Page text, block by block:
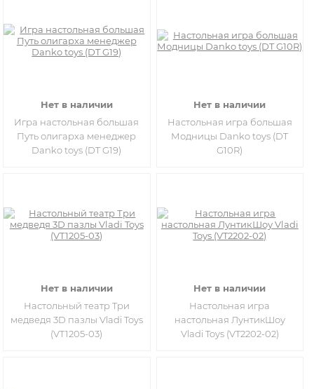
Нет в наличии
Игра настольная большая
Путь олигарха менеджер
Danko toys (DT G19)
Нет в наличии
Настольная игра большая
Модницы Danko toys (DT
G10R)
Нет в наличии
Настольный театр Три
медведя 3D пазлы Vladi Toys
(VT1205-03)
Нет в наличии
Настольная игра
настольная ЛунтикШоу
Vladi Toys (VT2202-02)